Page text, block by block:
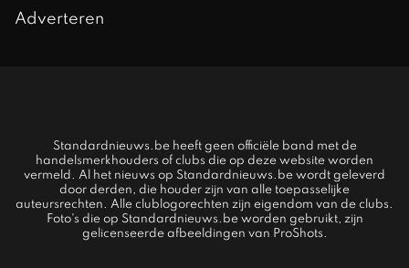
Adverteren
Standardnieuws.be heeft geen officiële band met de
handelsmerkhouders of clubs die op deze website worden
vermeld. Al het nieuws op Standardnieuws.be wordt geleverd
door derden, die houder zijn van alle toepasselijke
auteursrechten. Alle clublogorechten zijn eigendom van de clubs.
Foto's die op Standardnieuws.be worden gebruikt, zijn
gelicenseerde afbeeldingen van ProShots.